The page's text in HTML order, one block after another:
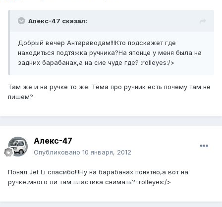
Алекс-47 сказал:
Добрый вечер Антараводам!!!Кто подскажет где
находиться подтяжка ручника?На японце у меня была на
задних барабанах,а на сие чуде где? :rolleyes:/>
Там же и на ручке то же. Тема про ручник есть почему там не
пишем?
Алекс-47
Опубликовано 10 января, 2012
Понял Jet Li спасибо!!!Ну на барабанах понятно,а вот на
ручке,много ли там пластика снимать? :rolleyes:/>